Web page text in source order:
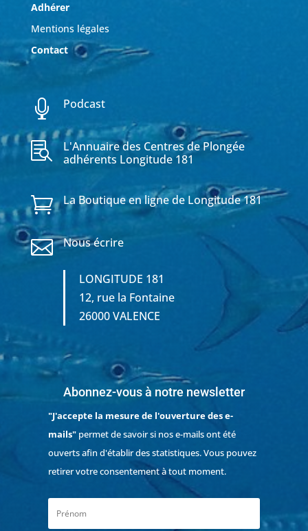
Adhérer
Mentions légales
Contact
 Podcast

L'Annuaire des Centres de Plongée
adhérents Longitude 181
 La Boutique en ligne de Longitude 181
 Nous écrire
LONGITUDE 181
12, rue la Fontaine
26000 VALENCE
Abonnez-vous à notre newsletter
"J'accepte la mesure de l'ouverture des e-
mails"permet de savoir si nos e-mails ont été
ouverts afin d'établir des statistiques. Vous pouvez
retirer votre consentement à tout moment.